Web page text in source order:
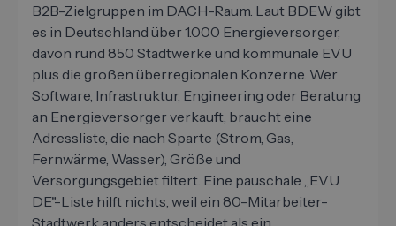
B2B-Zielgruppen im DACH-Raum. Laut BDEW gibt
es in Deutschland über 1.000 Energieversorger,
davon rund 850 Stadtwerke und kommunale EVU
plus die großen überregionalen Konzerne. Wer
Software, Infrastruktur, Engineering oder Beratung
an Energieversorger verkauft, braucht eine
Adressliste, die nach Sparte (Strom, Gas,
Fernwärme, Wasser), Größe und
Versorgungsgebiet filtert. Eine pauschale „EVU
DE"-Liste hilft nichts, weil ein 80-Mitarbeiter-